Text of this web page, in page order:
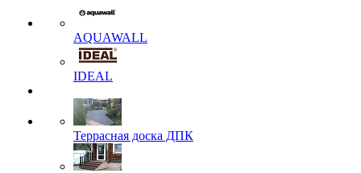
AQUAWALL
IDEAL
Террасная доска ДПК